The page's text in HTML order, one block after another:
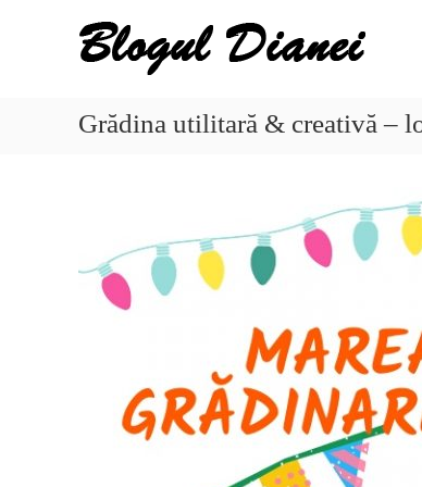
Blogul
Dianei
Blognotes
opinie,
Grădina utilitară & creativă –